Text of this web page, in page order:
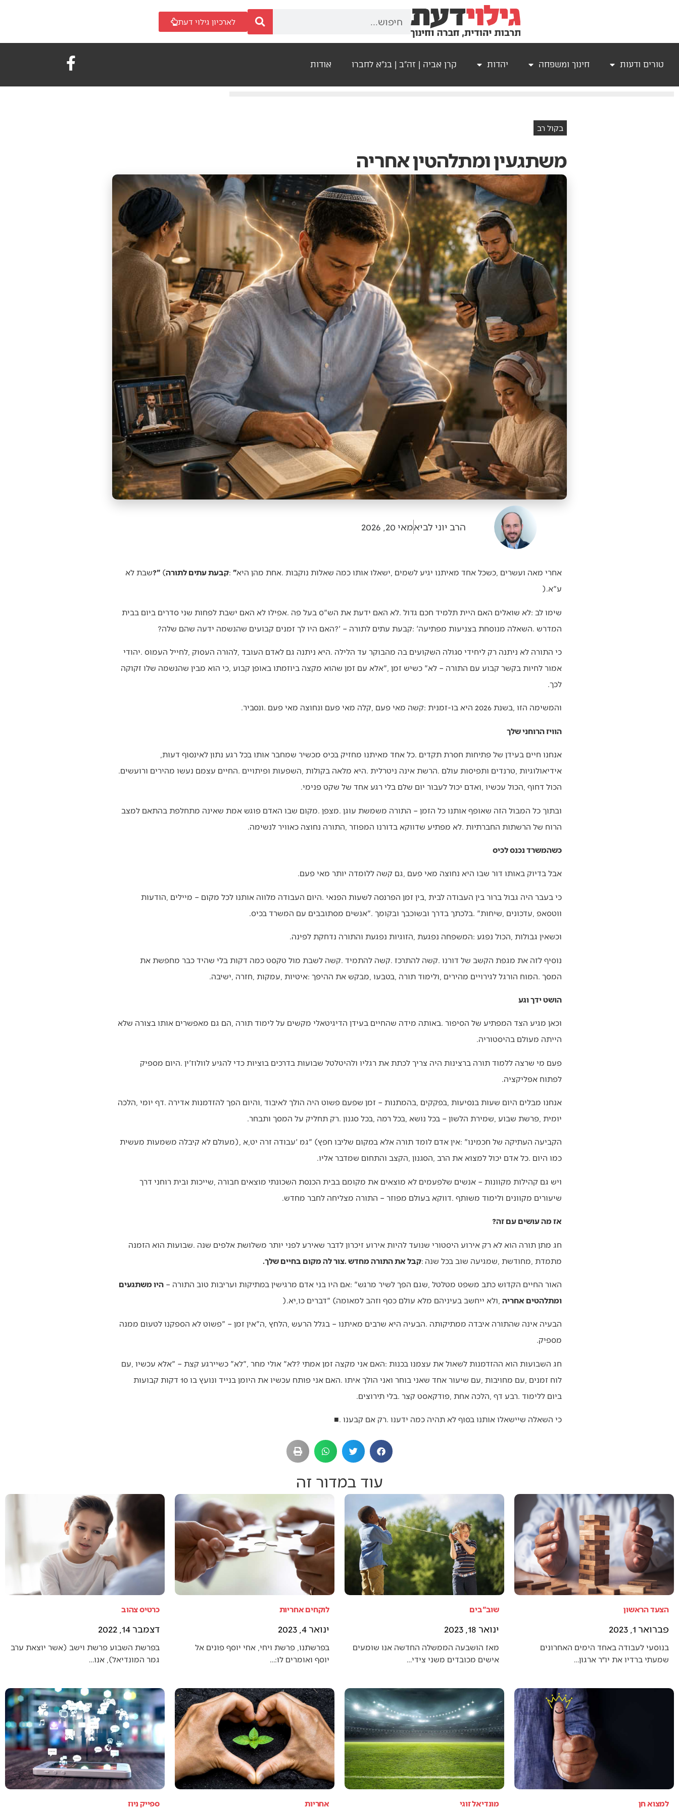
לארכיון גילוי דעת
טורים ודעות חינוך ומשפחה יהדות קרן אביה | זה"ב | בנ"א לחברו אודות
בקול רב
משתגעין ומתלהטין אחריה
הרב יוני לביאמאי 20, 2026
אחרי‭ ‬מאה‭ ‬ועשרים‭, ‬כשכל‭ ‬אחד‭ ‬מאיתנו‭ ‬יגיע‭ ‬לשמים‭, ‬ישאלו‭ ‬אותו‭ ‬כמה‭ ‬שאלות‭ ‬נוקבות‭. ‬אחת‭ ‬מהן‭ ‬היא‭: ‬ ‮"‬קבעת‭ ‬עתים‭ ‬לתורה‭?‬‮"‬
‬ע‮"‬א‭).‬
‬המדרש‭. ‬השאלה‭ ‬מנוסחת‭ ‬בצניעות‭ ‬מפתיעה‭: ‬‮'‬קבעת‭ ‬עתים‭ ‬לתורה‭?‬‮'‬‭ – ‬האם‭ ‬היו‭ ‬לך‭ ‬זמנים‭ ‬קבועים‭ ‬שהנשמה‭ ‬ידעה‭ ‬שהם‭ ‬שלה‭?‬
‬לכך‭.‬
והמשימה‭ ‬הזו‭, ‬בשנת‭ ‬2026‭ ‬היא‭ ‬בו‭-‬זמנית‭: ‬קשה‭ ‬מאי‭ ‬פעם‭, ‬קלה‭ ‬מאי‭ ‬פעם‭ ‬ונחוצה‭ ‬מאי‭ ‬פעם‭. ‬ונסביר‭.‬
הוויז הרוחני שלך
‬אידיאולוגיות‭, ‬טרנדים‭ ‬ותפיסות‭ ‬עולם‭. ‬הרשת‭ ‬אינה‭ ‬ניטרלית‭. ‬היא‭ ‬מלאה‭ ‬בקולות‭, ‬השפעות‭ ‬ופיתויים‭. ‬החיים‭ ‬עצמם‭ ‬נעשו‭ ‬מהירים‭ ‬ורועשים‭.
‬הכול‭ ‬דחוף‭, ‬הכול‭ ‬עכשיו‭, ‬ואדם‭ ‬יכול‭ ‬לעבור‭ ‬יום‭ ‬שלם‭ ‬בלי‭ ‬רגע‭ ‬אחד‭ ‬של‭ ‬שקט‭ ‬פנימי‭.‬
‬הרוח‭ ‬של‭ ‬הרשתות‭ ‬החברתיות‭. ‬לא‭ ‬מפתיע‭ ‬שדווקא‭ ‬בדורנו‭ ‬המפוזר‭, ‬התורה‭ ‬נחוצה‭ ‬כאוויר‭ ‬לנשימה‭.‬
כשהמשרד נכנס לכיס
אבל‭ ‬בדיוק‭ ‬באותו‭ ‬דור‭ ‬שבו‭ ‬היא‭ ‬נחוצה‭ ‬מאי‭ ‬פעם‭, ‬גם‭ ‬קשה‭ ‬ללומדה‭ ‬יותר‭ ‬מאי‭ ‬פעם‭. ‬
‬ווטסאפ‭, ‬עדכונים‭, ‬שיחות‭. ‬‮"‬בלכתך‭ ‬בדרך‭ ‬ובשוכבך‭ ‬ובקומך‮"‬‭. ‬אנשים‭ ‬מסתובבים‭ ‬עם‭ ‬המשרד‭ ‬בכיס‭. ‬
וכשאין‭ ‬גבולות‭, ‬הכול‭ ‬נפגע‭: ‬המשפחה‭ ‬נפגעת‭, ‬הזוגיות‭ ‬נפגעת‭ ‬והתורה‭ ‬נדחקת‭ ‬לפינה‭.‬
‬המסך‭. ‬המוח‭ ‬הורגל‭ ‬לגירויים‭ ‬מהירים‭, ‬ולימוד‭ ‬תורה‭, ‬בטבעו‭, ‬מבקש‭ ‬את‭ ‬ההיפך‭: ‬איטיות‭, ‬עמקות‭, ‬חזרה‭, ‬ישיבה‭.‬
הושט ידך וגע
‬הייתה‭ ‬מעולם‭ ‬בהיסטוריה‭.‬
‬לפתוח‭ ‬אפליקציה‭. ‬
‬יומית‭, ‬פרשת‭ ‬שבוע‭, ‬שמירת‭ ‬הלשון‭ – ‬בכל‭ ‬נושא‭, ‬בכל‭ ‬רמה‭, ‬בכל‭ ‬סגנון‭. ‬רק‭ ‬תחליק‭ ‬על‭ ‬המסך‭ ‬ותבחר‭.‬
‬כמו‭ ‬היום‭. ‬כל‭ ‬אדם‭ ‬יכול‭ ‬למצוא‭ ‬את‭ ‬הרב‭, ‬הסגנון‭, ‬הקצב‭ ‬והתחום‭ ‬שמדבר‭ ‬אליו‭. ‬
‬שיעורים‭ ‬מקוונים‭ ‬ולימוד‭ ‬משותף‭. ‬דווקא‭ ‬בעולם‭ ‬מפוזר‭ – ‬התורה‭ ‬מצליחה‭ ‬לחבר‭ ‬מחדש‭.‬
אז מה עושים עם זה?
‬מתמדת‭, ‬מחודשת‭, ‬שמגיעה‭ ‬שוב‭ ‬בכל‭ ‬שנה‭:‬
האור‭ ‬החיים‭ ‬הקדוש‭ ‬כתב‭ ‬משפט‭ ‬מטלטל‭, ‬שגם‭ ‬הפך‭ ‬לשיר‭ ‬מרגש‭: ‬‮"‬אם‭ ‬היו‭ ‬בני‭ ‬אדם‭ ‬מרגישין‭ ‬במתיקות‭ ‬ועריבות‭ ‬טוב‭ ‬התורה‭ – ‬
‬ומתלהטים‭ ‬אחריה
‬מספיק‭.‬
‬ביום‭ ‬ללימוד‭.‬‭ ‬רבע‭ ‬דף‭, ‬הלכה‭ ‬אחת‭, ‬פודקאסט‭ ‬קצר‭.‬‭ ‬בלי‭ ‬תירוצים‭.‬
כי‭ ‬השאלה‭ ‬שיישאלו‭ ‬אותנו‭ ‬בסוף‭ ‬לא‭ ‬תהיה‭ ‬כמה‭ ‬ידענו‭. ‬רק‭ ‬אם‭ ‬קבענו‭.‬‭ ‬ ■
עוד במדור זה
הצעד הראשון
פברואר 1, 2023
בנוסעי לעבודה באחד הימים האחרונים
שמעתי ברדיו את יו״ר ארגון…
שוב"בים
ינואר 18, 2023
מאז הושבעה הממשלה החדשה אנו שומעים
אישים מכובדים משני צידי…
לוקחים אחריות
ינואר 4, 2023
בפרשתנו, פרשת ויחי, אחי יוסף פונים אל
יוסף ואומרים לו:…
כרטיס צהוב
דצמבר 14, 2022
בפרשת השבוע פרשת וישב (אשר יוצאת ערב
גמר המונדיאל), אנו…
למצוא חן מונדיאל זוגי אחריות ספייק ניוז